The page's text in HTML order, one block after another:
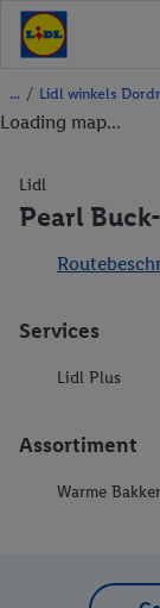
/ Lidl winkels
Loading map...
Lidl
Pearl
Services
Lidl Plus
Assortiment
Warme Bakker